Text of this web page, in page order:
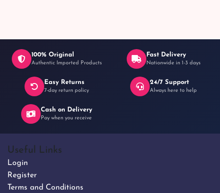
100% Original
Authentic Imported Products
Fast Delivery
Nationwide in 1-3 days
Easy Returns
7-day return policy
24/7 Support
Always here to help
Cash on Delivery
Pay when you receive
Useful Links
Login
Register
Terms and Conditions